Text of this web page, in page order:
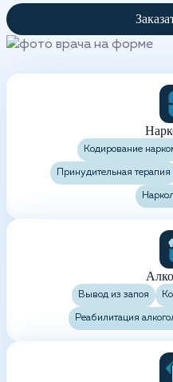
Кодирование
Принудительная терапия
Вывод из запоя
Реабилитация